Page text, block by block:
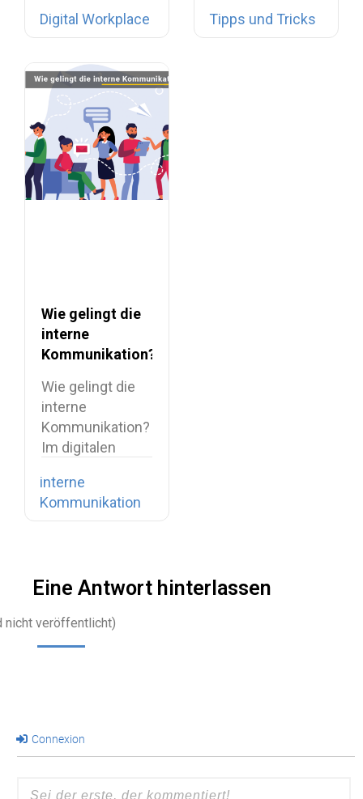
längst nicht
Digital Workplace Tipps und Tricks
Wie gelingt die
interne
Kommunikation?
Wie gelingt die
interne
Kommunikation?
Im digitalen
verfügen wir
über eine…
interne
Kommunikation
Eine Antwort hinterlassen
nicht veröffentlicht)
Connexion